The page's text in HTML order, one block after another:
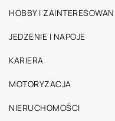
HOBBY I
JEDZENIE I NAPOJE
KARIERA
MOTORYZACJA
NIERUCHOMOŚCI